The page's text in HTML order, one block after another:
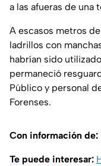
a las afueras de una
A escasos metros
ladrillos con
habrían sido
permaneció
Público y personal
Forenses.
Con información de:
Te puede interesar: